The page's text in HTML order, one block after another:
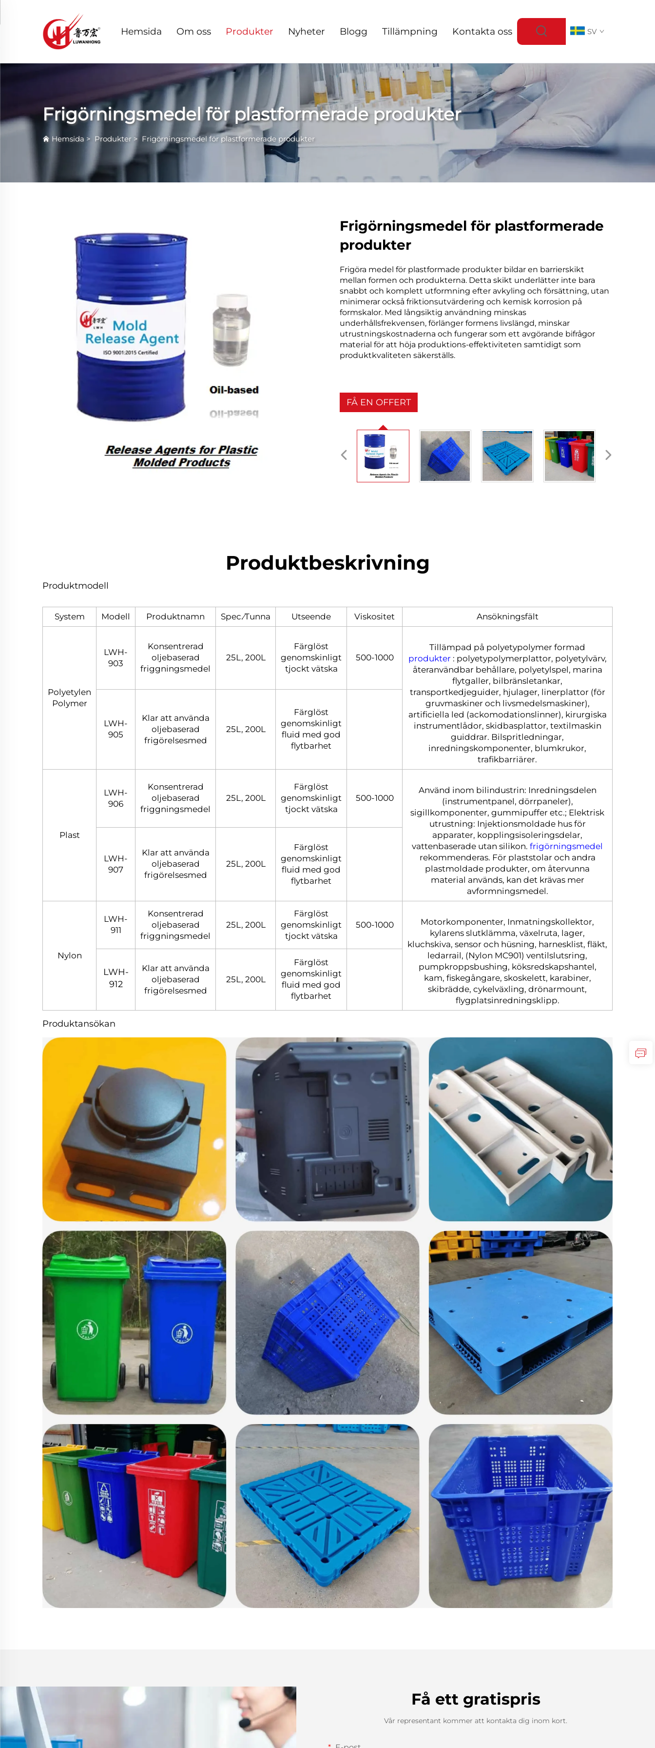
Hemsida Om oss Produkter Nyheter Blogg Tillämpning Kontakta oss SV
Frigörningsmedel för plastformerade produkter
Hemsida > Produkter > Frigörningsmedel för plastformerade produkter
Frigörningsmedel för plastformerade
produkter
Frigöra medel för plastformade produkter bildar en barrierskikt
mellan formen och produkterna. Detta skikt underlätter inte bara
snabbt och komplett utformning efter avkyling och försättning, utan
minimerar också friktionsutvärdering och kemisk korrosion på
formskalor. Med långsiktig användning minskas
underhållsfrekvensen, förlänger formens livslängd, minskar
utrustningskostnaderna och fungerar som ett avgörande bifrågor
material för att höja produktions-effektiviteten samtidigt som
produktkvaliteten säkerställs.
FÅ EN OFFERT
Produktbeskrivning
Produktmodell
System Modell Produktnamn Spec.⁄Tunna Utseende Viskositet Ansökningsfält
Polyetylen
Polymer
LWH-
903
Konsentrerad
oljebaserad
friggningsmedel
25L, 200L
Färglöst
genomskinligt
tjockt vätska
500-1000
Tillämpad på polyetypolymer formad
produkter : polyetypolymerplattor, polyetylvärv,
återanvändbar behållare, polyetylspel, marina
flytgaller, bilbränsletankar,
transportkedjeguider, hjulager, linerplattor (för
gruvmaskiner och livsmedelsmaskiner),
artificiella led (ackomodationslinner), kirurgiska
instrumentlådor, skidbasplattor, textilmaskin
guiddrar. Bilspritledningar,
inredningskomponenter, blumkrukor,
trafikbarriärer.
LWH-
905
Klar att använda
oljebaserad
frigörelsesmed
25L, 200L
Färglöst
genomskinligt
fluid med god
flytbarhet
Plast
LWH-
906
Konsentrerad
oljebaserad
friggningsmedel
25L, 200L
Färglöst
genomskinligt
tjockt vätska
500-1000
Använd inom bilindustrin: Inredningsdelen
(instrumentpanel, dörrpaneler),
sigillkomponenter, gummipuffer etc.; Elektrisk
utrustning: Injektionsmoldade hus för
apparater, kopplingsisoleringsdelar,
vattenbaserade utan silikon. frigörningsmedel
rekommenderas. För plaststolar och andra
plastmoldade produkter, om återvunna
material används, kan det krävas mer
avformningsmedel.
LWH-
907
Klar att använda
oljebaserad
frigörelsesmed
25L, 200L
Färglöst
genomskinligt
fluid med god
flytbarhet
Nylon
LWH-
911
Konsentrerad
oljebaserad
friggningsmedel
25L, 200L
Färglöst
genomskinligt
tjockt vätska
500-1000
Motorkomponenter, Inmatningskollektor,
kylarens slutklämma, växelruta, lager,
kluchskiva, sensor och hüsning, harnesklist, fläkt,
ledarrail, (Nylon MC901) ventilslutsring,
pumpkroppsbushing, köksredskapshantel,
kam, fiskegångare, skoskelett, karabiner,
skibrädde, cykelväxling, drönarmount,
flygplatsinredningsklipp.
LWH-
912
Klar att använda
oljebaserad
frigörelsesmed
25L, 200L
Färglöst
genomskinligt
fluid med god
flytbarhet
Produktansökan
Få ett gratispris
Vår representant kommer att kontakta dig inom kort.